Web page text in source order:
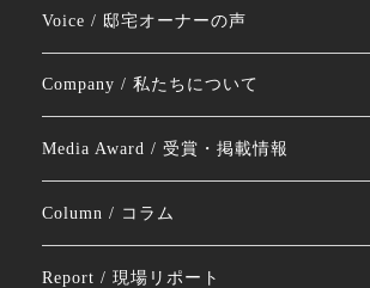
Voice / 邸宅オーナーの声
Company / 私たちについて
Media Award / 受賞・掲載情報
Column / コラム
Report / 現場リポート